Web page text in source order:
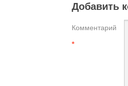
Добавить
Комментарий
*